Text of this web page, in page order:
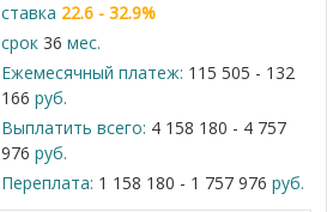
cтавка 22.6 - 32.9%
срок 36 мес.
Ежемесячный платеж: 115 505 - 132
166 руб.
Выплатить всего: 4 158 180 - 4 757
976 руб.
Переплата: 1 158 180 - 1 757 976 руб.